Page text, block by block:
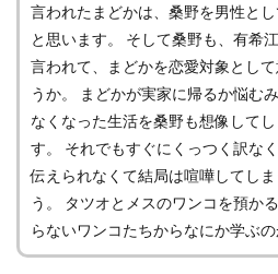
言われたまどかは、桑野を男性と
と思います。 そして桑野も、有希
言われて、まどかを恋愛対象とし
うか。 まどかが実家に帰るか悩む
なくなった生活を桑野も想像して
す。 それでもすぐにくっつく訳な
伝えられなくて結局は喧嘩してし
う。 タツオとメスのワンコを預か
らないワンコたちからなにか学ぶの